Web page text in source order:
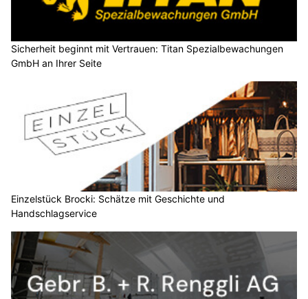
Sicherheit beginnt mit Vertrauen: Titan Spezialbewachungen
GmbH an Ihrer Seite
Einzelstück Brocki: Schätze mit Geschichte und
Handschlagservice